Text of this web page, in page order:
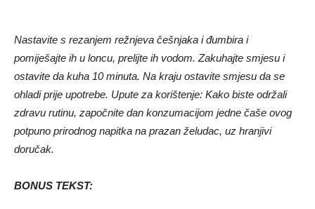
Nastavite s rezanjem režnjeva češnjaka i đumbira i
pomiješajte ih u loncu, prelijte ih vodom. Zakuhajte smjesu i
ostavite da kuha 10 minuta. Na kraju ostavite smjesu da se
ohladi prije upotrebe. Upute za korištenje: Kako biste održali
zdravu rutinu, započnite dan konzumacijom jedne čaše ovog
potpuno prirodnog napitka na prazan želudac, uz hranjivi
doručak.
BONUS TEKST: